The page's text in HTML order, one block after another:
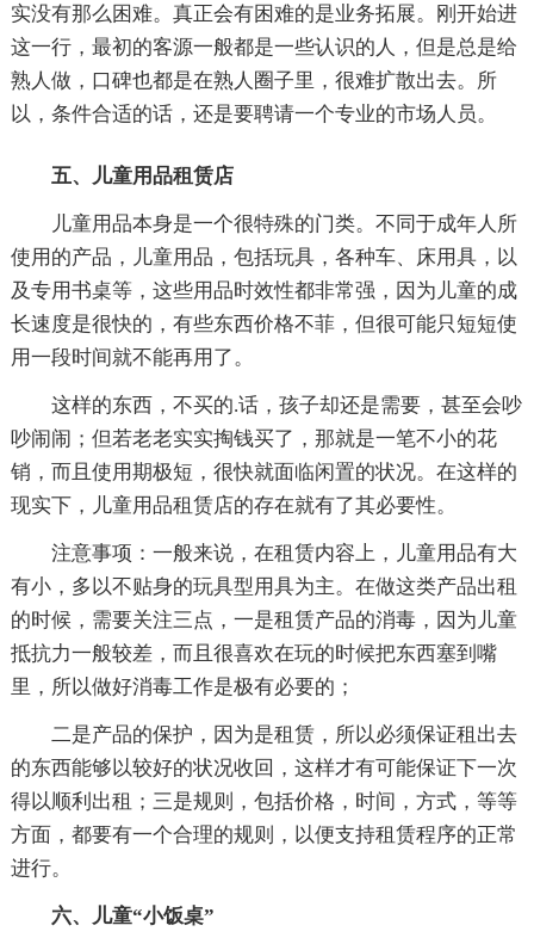
实没有那么困难。真正会有困难的是业务拓展。刚开始进
这一行，最初的客源一般都是一些认识的人，但是总是给
熟人做，口碑也都是在熟人圈子里，很难扩散出去。所
以，条件合适的话，还是要聘请一个专业的市场人员。
五、儿童用品租赁店
儿童用品本身是一个很特殊的门类。不同于成年人所
使用的产品，儿童用品，包括玩具，各种车、床用具，以
及专用书桌等，这些用品时效性都非常强，因为儿童的成
长速度是很快的，有些东西价格不菲，但很可能只短短使
用一段时间就不能再用了。
这样的东西，不买的.话，孩子却还是需要，甚至会吵
吵闹闹；但若老老实实掏钱买了，那就是一笔不小的花
销，而且使用期极短，很快就面临闲置的状况。在这样的
现实下，儿童用品租赁店的存在就有了其必要性。
注意事项：一般来说，在租赁内容上，儿童用品有大
有小，多以不贴身的玩具型用具为主。在做这类产品出租
的时候，需要关注三点，一是租赁产品的消毒，因为儿童
抵抗力一般较差，而且很喜欢在玩的时候把东西塞到嘴
里，所以做好消毒工作是极有必要的；
二是产品的保护，因为是租赁，所以必须保证租出去
的东西能够以较好的状况收回，这样才有可能保证下一次
得以顺利出租；三是规则，包括价格，时间，方式，等等
方面，都要有一个合理的规则，以便支持租赁程序的正常
进行。
六、儿童“小饭桌”